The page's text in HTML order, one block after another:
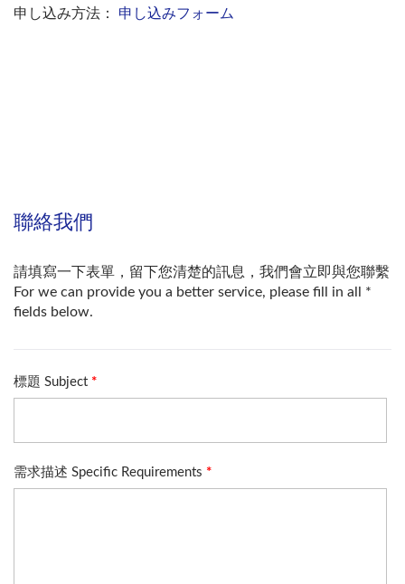
申し込み方法： 申し込みフォーム